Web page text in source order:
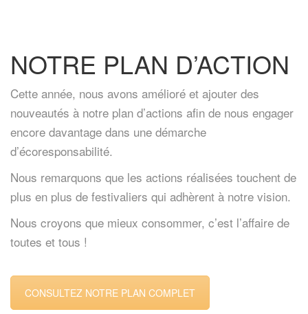
NOTRE PLAN D’ACTION
Cette année, nous avons amélioré et ajouter des
nouveautés à notre plan d’actions afin de nous engager
encore davantage dans une démarche
d’écoresponsabilité.
Nous remarquons que les actions réalisées touchent de
plus en plus de festivaliers qui adhèrent à notre vision.
Nous croyons que mieux consommer, c’est l’affaire de
toutes et tous !
CONSULTEZ NOTRE PLAN COMPLET